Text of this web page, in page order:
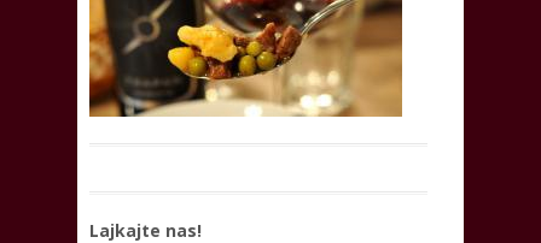
Lajkajte nas!